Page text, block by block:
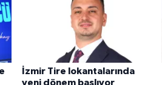
İzmir Tire lokantalarında
yeni dönem başlıyor